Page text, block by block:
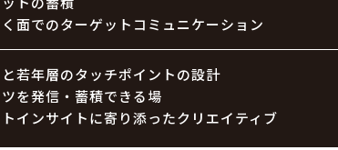
面でのターゲットコミュニケーション
若年層のタッチポイントの設計
を発信・蓄積できる場
インサイトに寄り添ったクリエイティブ